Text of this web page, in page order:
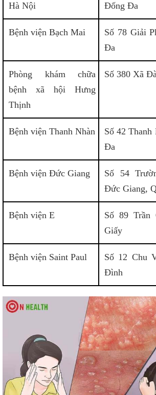
Hà Nội
Đống Đa
Bệnh viện Bạch Mai
Số 78 Giải
Đa
Phòng khám chữa
bệnh xã hội Hưng
Thịnh
Số 380 Xã
Bệnh viện Thanh Nhàn
Số 42
Đa
Bệnh viện Đức Giang
Số 54
Đức Giang,
Bệnh viện E
Số 89 Trần
Giấy
Bệnh viện Saint Paul
Số 12 Chu
Đình